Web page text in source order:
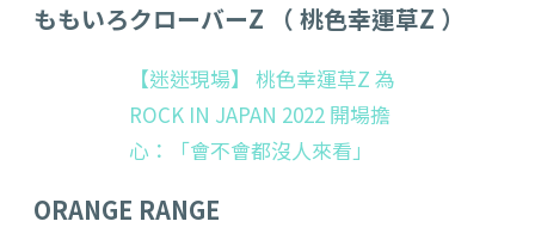
ももいろクローバーZ （ 桃色幸運草Z ）
【迷迷現場】 桃色幸運草Z 為
ROCK IN JAPAN 2022 開場擔
心：「會不會都沒人來看」
ORANGE RANGE